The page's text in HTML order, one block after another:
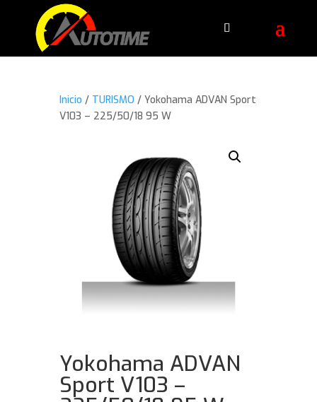
Inicio / TURISMO / Yokohama ADVAN Sport
V103 – 225/50/18 95 W
Yokohama ADVAN
Sport V103 –